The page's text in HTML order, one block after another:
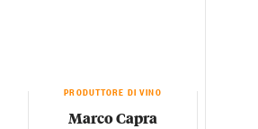
PRODUTTORE DI VINO
Marco Capra